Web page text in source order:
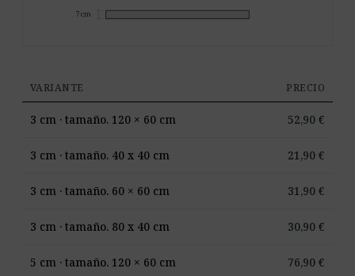
7 cm
VARIANTE PRECIO
3 cm · tamaño. 120 × 60 cm 52,90 €
3 cm · tamaño. 40 x 40 cm 21,90 €
3 cm · tamaño. 60 × 60 cm 31,90 €
3 cm · tamaño. 80 x 40 cm 30,90 €
5 cm · tamaño. 120 × 60 cm 76,90 €